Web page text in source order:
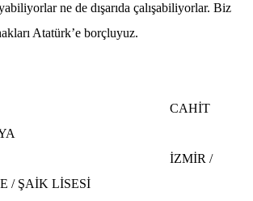
ne de dışarıda çalışabiliyorlar. Biz
Atatürk’e borçluyuz.
CAHİT
İZMİR /
/ ŞAİK LİSESİ